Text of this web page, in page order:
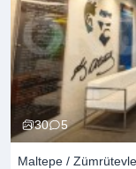
30 5
Maltepe /